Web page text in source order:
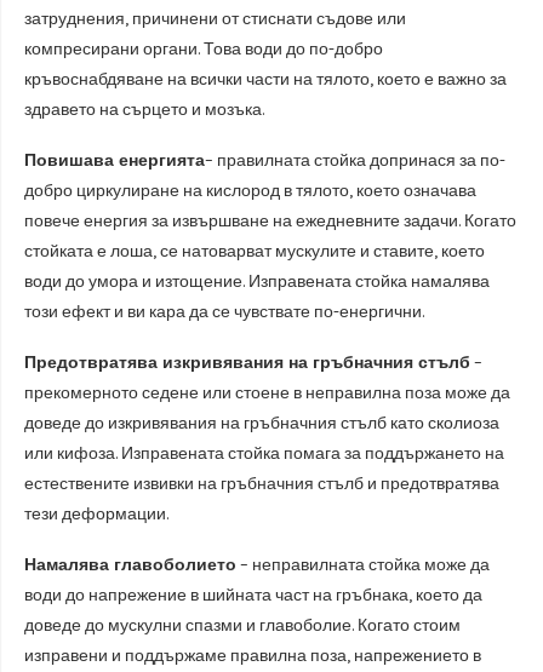
затруднения, причинени от стиснати съдове или
компресирани органи. Това води до по-добро
кръвоснабдяване на всички части на тялото, което е важно за
здравето на сърцето и мозъка.
Повишава енергията– правилната стойка допринася за по-
добро циркулиране на кислород в тялото, което означава
повече енергия за извършване на ежедневните задачи. Когато
стойката е лоша, се натоварват мускулите и ставите, което
води до умора и изтощение. Изправената стойка намалява
този ефект и ви кара да се чувствате по-енергични.
Предотвратява изкривявания на гръбначния стълб –
прекомерното седене или стоене в неправилна поза може да
доведе до изкривявания на гръбначния стълб като сколиоза
или кифоза. Изправената стойка помага за поддържането на
естествените извивки на гръбначния стълб и предотвратява
тези деформации.
Намалява главоболието – неправилната стойка може да
води до напрежение в шийната част на гръбнака, което да
доведе до мускулни спазми и главоболие. Когато стоим
изправени и поддържаме правилна поза, напрежението в